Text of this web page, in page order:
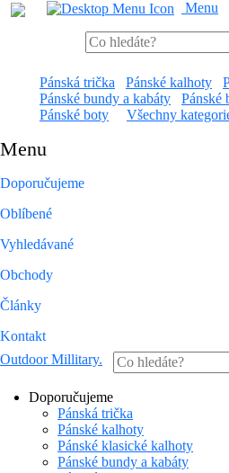
Menu
Pánská trička Pánské kalhoty
Pánské bundy a kabáty
Pánské
Pánské boty
Všechny
Menu
Doporučujeme
Oblíbené
Vyhledávané
Obchody
Články
Kontakt
Outdoor Millitary.
Doporučujeme
Pánská trička
Pánské kalhoty
Pánské klasické kalhoty
Pánské bundy a kabáty